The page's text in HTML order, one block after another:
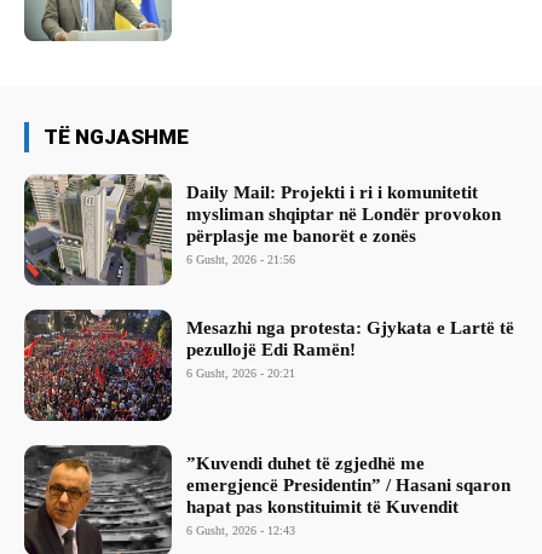
TË NGJASHME
Daily Mail: Projekti i ri i komunitetit
mysliman shqiptar në Londër provokon
përplasje me banorët e zonës
6 Gusht, 2026 - 21:56
Mesazhi nga protesta: Gjykata e Lartë të
pezullojë Edi Ramën!
6 Gusht, 2026 - 20:21
​”Kuvendi duhet të zgjedhë me
emergjencë Presidentin” / Hasani sqaron
hapat pas konstituimit të Kuvendit
6 Gusht, 2026 - 12:43